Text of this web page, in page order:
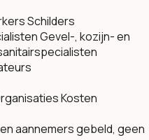
Schilders
Gevel-, kozijn- en
Kosten
aannemers gebeld, geen